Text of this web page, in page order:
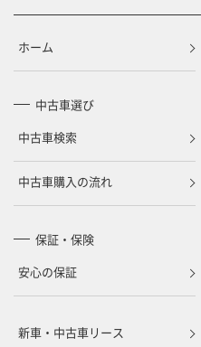
ホーム
中古車選び
中古車検索
中古車購入の流れ
保証・保険
安心の保証
新車・中古車リース